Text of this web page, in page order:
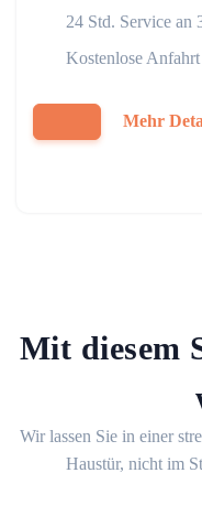
24 Std. Service an
Kostenlose Anfahrt
Mehr
Mit diesem
Wir lassen Sie in einer
Haustür, nicht im